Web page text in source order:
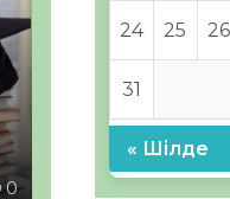
0
24 25 26
31
« Шілде